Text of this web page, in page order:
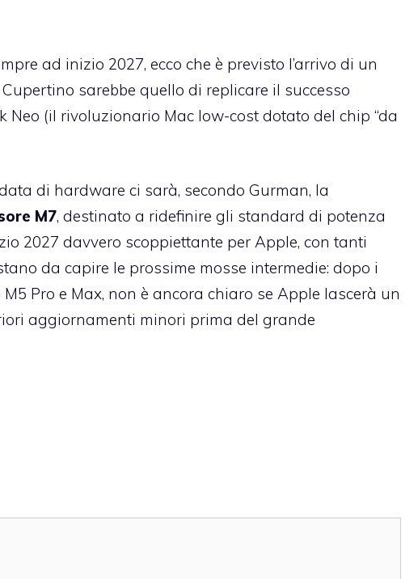
ad inizio 2027, ecco che è previsto l’arrivo di un
Cupertino sarebbe quello di replicare il successo
Neo (il rivoluzionario Mac low-cost dotato del chip “da
di hardware ci sarà, secondo Gurman, la
M7, destinato a ridefinire gli standard di potenza
2027 davvero scoppiettante per Apple, con tanti
da capire le prossime mosse intermedie: dopo i
Pro e Max, non è ancora chiaro se Apple lascerà un
aggiornamenti minori prima del grande